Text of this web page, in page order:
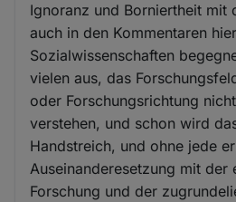
Ignoranz und Borniertheit mit
auch in den Kommentaren
Sozialwissenschaften
vielen aus, das
oder Forschungsrichtung
verstehen, und schon wird
Handstreich, und ohne jede
Auseinanderesetzung mit der
Forschung und der